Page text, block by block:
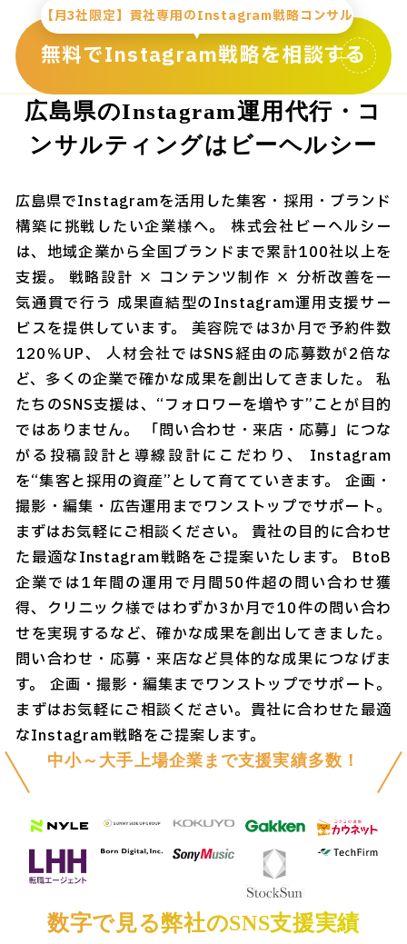
【月3社限定】貴社専用のInstagram戦略コンサル
無料でInstagram戦略を相談する
広島県のInstagram運用代行・コ
ンサルティングはビーヘルシー
広島県でInstagramを活用した集客・採用・ブランド
構築に挑戦したい企業様へ。 株式会社ビーヘルシー
は、地域企業から全国ブランドまで累計100社以上を
支援。 戦略設計 × コンテンツ制作 × 分析改善を一
気通貫で行う 成果直結型のInstagram運用支援サー
ビスを提供しています。 美容院では3か月で予約件数
120％UP、 人材会社ではSNS経由の応募数が2倍な
ど、多くの企業で確かな成果を創出してきました。 私
たちのSNS支援は、“フォロワーを増やす”ことが目的
ではありません。 「問い合わせ・来店・応募」につな
がる投稿設計と導線設計にこだわり、 Instagram
を“集客と採用の資産”として育てていきます。 企画・
撮影・編集・広告運用までワンストップでサポート。
まずはお気軽にご相談ください。 貴社の目的に合わせ
た最適なInstagram戦略をご提案いたします。 BtoB
企業では1年間の運用で月間50件超の問い合わせ獲
得、クリニック様ではわずか3か月で10件の問い合わ
せを実現するなど、確かな成果を創出してきました。
問い合わせ・応募・来店など具体的な成果につなげま
す。 企画・撮影・編集までワンストップでサポート。
まずはお気軽にご相談ください。貴社に合わせた最適
なInstagram戦略をご提案します。
中小～大手上場企業まで支援実績多数！
数字で見る弊社のSNS支援実績